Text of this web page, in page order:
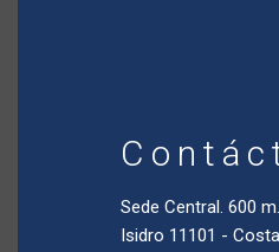
Sede Central. 600
Isidro 11101 -